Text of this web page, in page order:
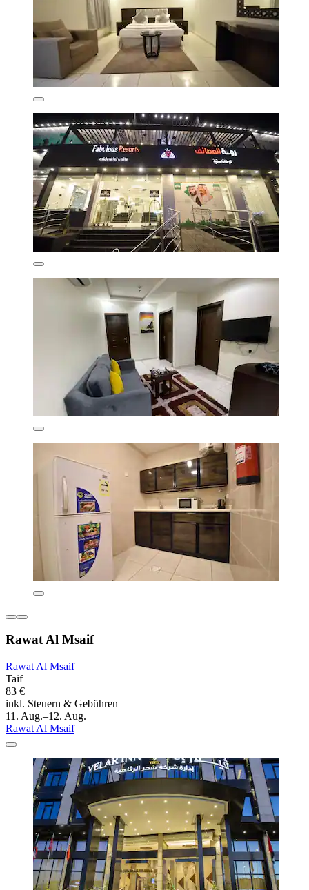
Rawat Al Msaif
Rawat Al Msaif
Taif
83 €
inkl. Steuern & Gebühren
11. Aug.–12. Aug.
Rawat Al Msaif